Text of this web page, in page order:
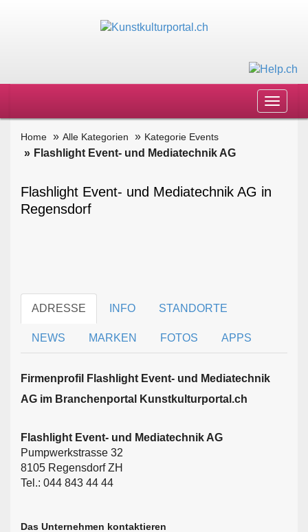
Toggle
Home Alle Kategorien Kategorie Events
Flashlight Event- und Mediatechnik AG
Flashlight Event- und Mediatechnik AG in
Regensdorf
ADRESSE INFO STANDORTE
NEWS MARKEN FOTOS APPS
Firmen­profil Flashlight Event- und Mediatechnik
AG im Branchen­portal Kunstkulturportal.ch
Flashlight Event- und Mediatechnik AG
Pumpwerkstrasse 32
8105 Regensdorf ZH
Tel.: 044 843 44 44
Das Unternehmen kontaktieren